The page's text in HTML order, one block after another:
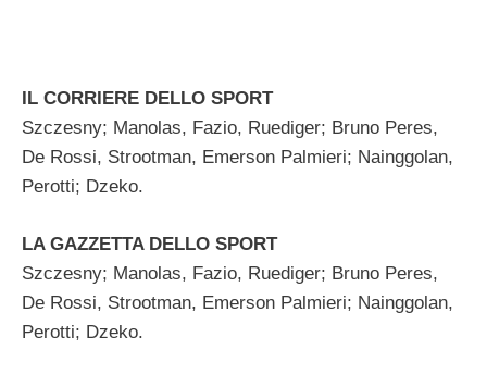
IL CORRIERE DELLO SPORT
Szczesny; Manolas, Fazio, Ruediger; Bruno Peres,
De Rossi, Strootman, Emerson Palmieri; Nainggolan,
Perotti; Dzeko.
LA GAZZETTA DELLO SPORT
Szczesny; Manolas, Fazio, Ruediger; Bruno Peres,
De Rossi, Strootman, Emerson Palmieri; Nainggolan,
Perotti; Dzeko.